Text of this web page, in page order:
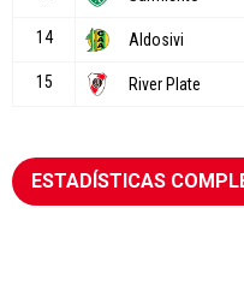
ESTADÍSTICAS